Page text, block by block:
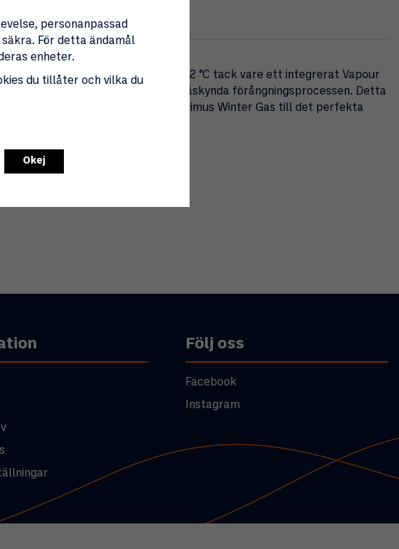
användning av LP-gas ner till -22 °C tack vare ett integrerat Vapour
papper som ökar ytan för att påskynda förångningsprocessen. Detta
betydligt snabbare, vilket gör Primus Winter Gas till det perfekta
Följ oss
Facebook
Instagram
personanpassad
För detta ändamål
enheter.
du tillåter och vilka du
Okej